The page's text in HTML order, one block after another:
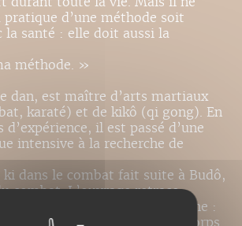
d’une méthode soit
la santé : elle doit aussi la
méthode. »
dan, est maître d’arts martiaux
karaté) et de kikô (qi gong). En
d’expérience, il est passé d’une
intensive à la recherche de
ki dans le combat fait suite à Budô,
combat. L’ouvrage retrace
de cette recherche :
où le travail interne du corps